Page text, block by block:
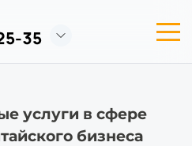
35
услуги в сфере
бизнеса